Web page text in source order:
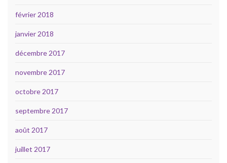
février 2018
janvier 2018
décembre 2017
novembre 2017
octobre 2017
septembre 2017
août 2017
juillet 2017